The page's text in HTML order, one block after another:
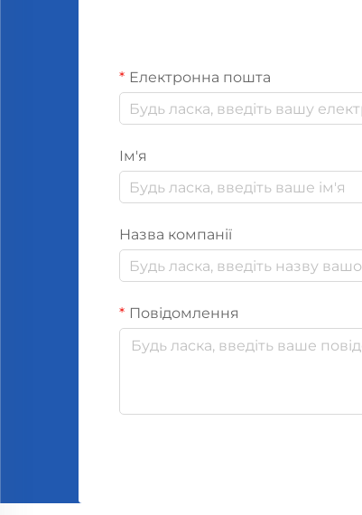
Електронна пошта
Ім'я
Назва компанії
Повідомлення